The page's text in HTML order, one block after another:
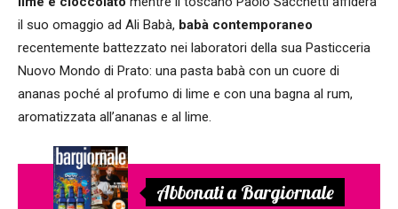
il suo omaggio ad Ali Babà, babà contemporaneo
recentemente battezzato nei laboratori della sua Pasticceria
Nuovo Mondo di Prato: una pasta babà con un cuore di
ananas poché al profumo di lime e con una bagna al rum,
aromatizzata all’ananas e al lime.
Abbonati a Bargiornale